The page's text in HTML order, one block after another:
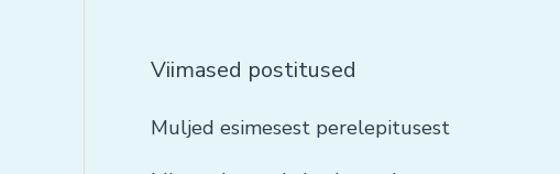
Viimased postitused
Muljed esimesest perelepitusest